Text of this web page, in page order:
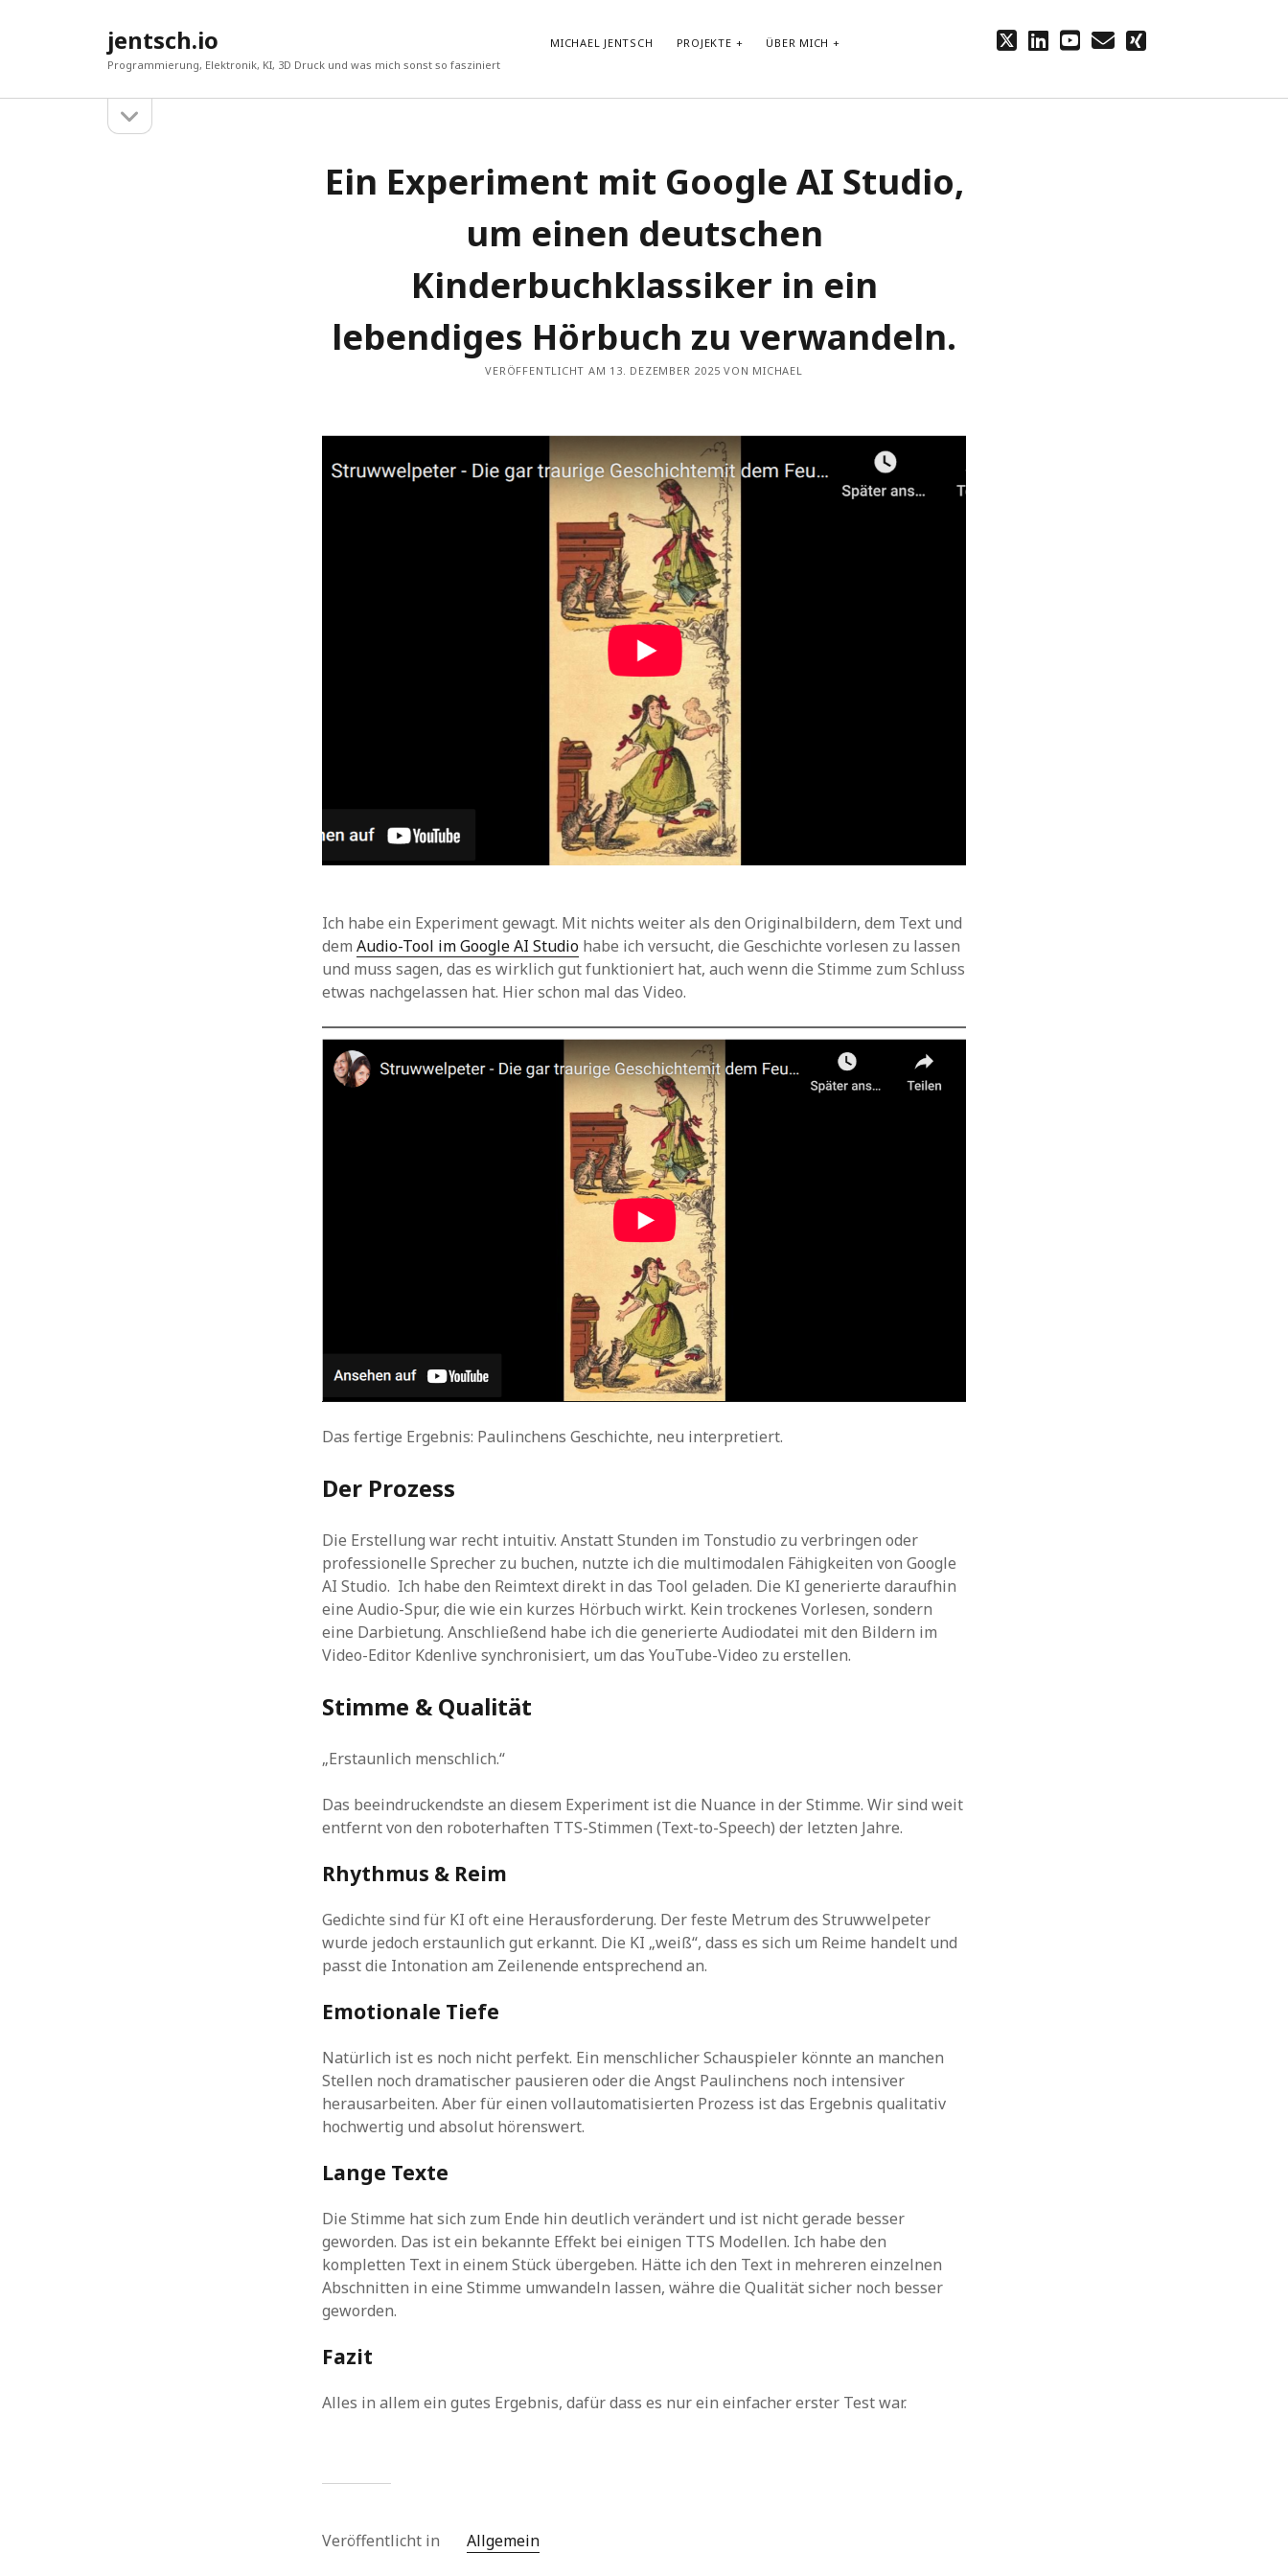
jentsch.io
Programmierung, Elektronik, KI, 3D Druck und was mich sonst so fasziniert
MICHAEL JENTSCH PROJEKTE ÜBER MICH twitterlinkedin
youtube
emailxing
öffnen
Vibe-Coding im Google AI Studio: „LyricLens“
Vom Shader zum atmosphärischen Android Hintergrund
Test von GLM-4.7-Flash in Ollama auf HP ZBook Ultra G1a mit
AMD Ryzen AI Max+ PRO 395 Notebook
ohne Reasoning
30-Tage-DSPy-Challenge –Tag 30: Abschluss der DSPy-
Ein Experiment mit Google AI Studio,
um einen deutschen
Kinderbuchklassiker in ein
lebendiges Hörbuch zu verwandeln.
VERÖFFENTLICHT AM 13. DEZEMBER 2025 VON MICHAEL
Ich habe ein Experiment gewagt. Mit nichts weiter als den Originalbildern, dem Text und
demAudio-Tool im Google AI Studio habe ich versucht, die Geschichte vorlesen zu lassen
und muss sagen, das es wirklich gut funktioniert hat, auch wenn die Stimme zum Schluss
etwas nachgelassen hat. Hier schon mal das Video.
Das fertige Ergebnis: Paulinchens Geschichte, neu interpretiert.
Der Prozess
Die Erstellung war recht intuitiv. Anstatt Stunden im Tonstudio zu verbringen oder
professionelle Sprecher zu buchen, nutzte ich die multimodalen Fähigkeiten von Google
AI Studio. Ich habe den Reimtext direkt in das Tool geladen. Die KI generierte daraufhin
eine Audio-Spur, die wie ein kurzes Hörbuch wirkt. Kein trockenes Vorlesen, sondern
eine Darbietung. Anschließend habe ich die generierte Audiodatei mit den Bildern im
Video-Editor Kdenlive synchronisiert, um das YouTube-Video zu erstellen.
Stimme & Qualität
„Erstaunlich menschlich.“
Das beeindruckendste an diesem Experiment ist die Nuance in der Stimme. Wir sind weit
entfernt von den roboterhaften TTS-Stimmen (Text-to-Speech) der letzten Jahre.
Rhythmus & Reim
Gedichte sind für KI oft eine Herausforderung. Der feste Metrum des Struwwelpeter
wurde jedoch erstaunlich gut erkannt. Die KI „weiß“, dass es sich um Reime handelt und
passt die Intonation am Zeilenende entsprechend an.
Emotionale Tiefe
Natürlich ist es noch nicht perfekt. Ein menschlicher Schauspieler könnte an manchen
Stellen noch dramatischer pausieren oder die Angst Paulinchens noch intensiver
herausarbeiten. Aber für einen vollautomatisierten Prozess ist das Ergebnis qualitativ
hochwertig und absolut hörenswert.
Lange Texte
Die Stimme hat sich zum Ende hin deutlich verändert und ist nicht gerade besser
geworden. Das ist ein bekannte Effekt bei einigen TTS Modellen. Ich habe den
kompletten Text in einem Stück übergeben. Hätte ich den Text in mehreren einzelnen
Abschnitten in eine Stimme umwandeln lassen, währe die Qualität sicher noch besser
geworden.
Fazit
Alles in allem ein gutes Ergebnis, dafür dass es nur ein einfacher erster Test war.
Veröffentlicht in Allgemein